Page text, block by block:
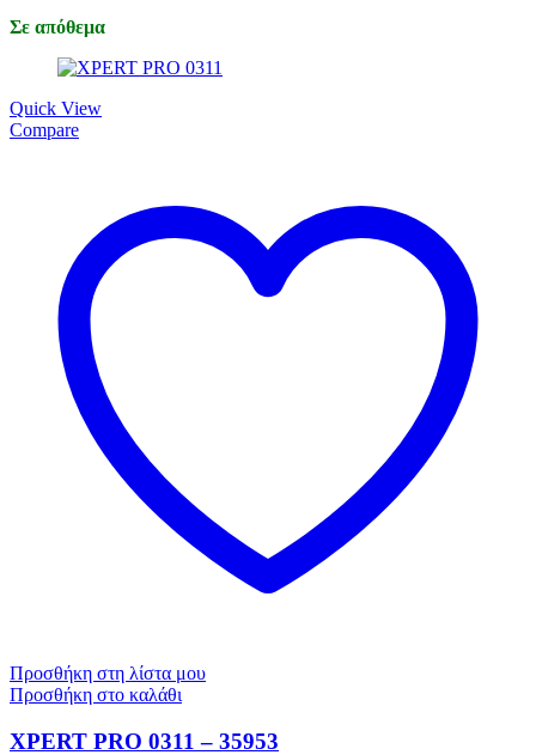
Σε απόθεμα
Quick View
Compare
Προσθήκη στη λίστα μου
Προσθήκη στο καλάθι
XPERT PRO 0311 – 35953